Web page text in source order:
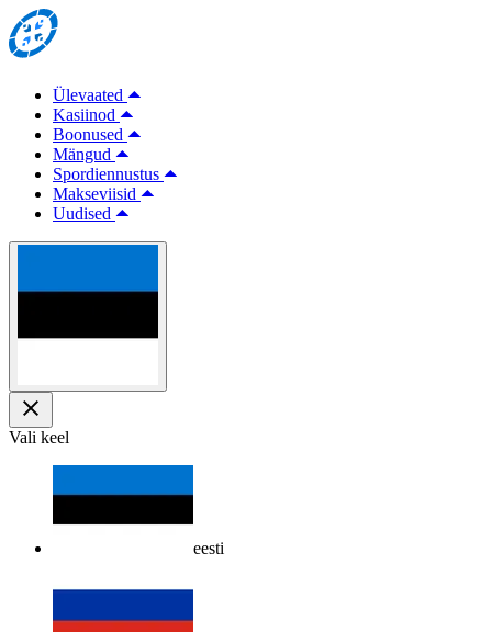
Ülevaated
Kasiinod
Boonused
Mängud
Spordiennustus
Makseviisid
Uudised
Vali keel
eesti